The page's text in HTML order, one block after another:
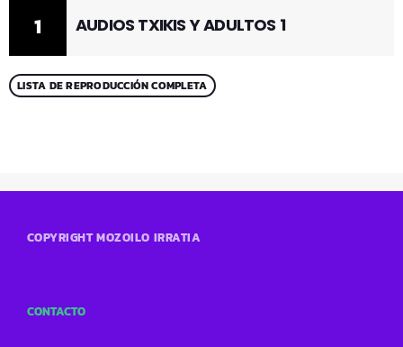
1 AUDIOS TXIKIS Y ADULTOS 1
LISTA DE REPRODUCCIÓN COMPLETA
COPYRIGHT MOZOILO IRRATIA
CONTACTO